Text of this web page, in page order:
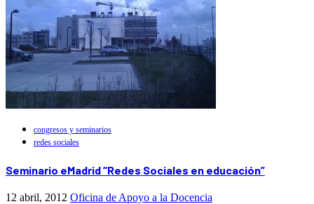
congresos y seminarios
redes sociales
Seminario eMadrid “Redes Sociales en educación”
12 abril, 2012 Oficina de Apoyo a la Docencia